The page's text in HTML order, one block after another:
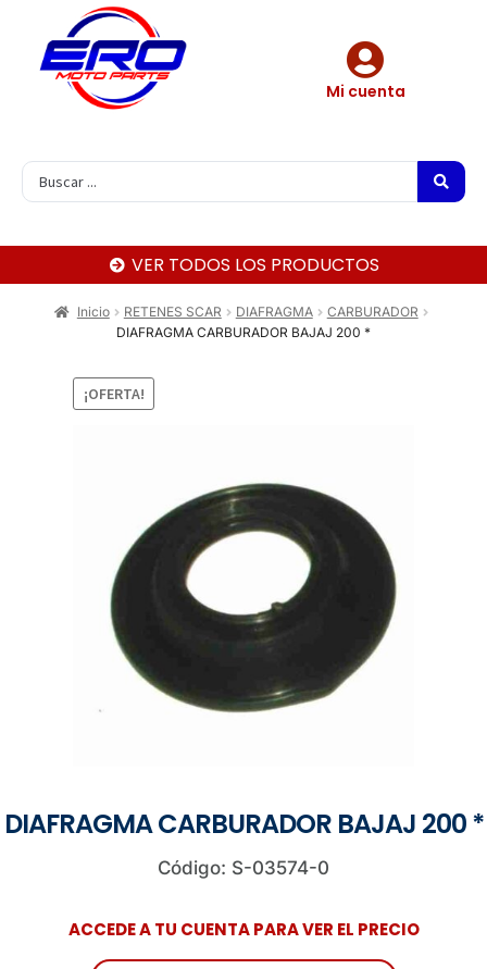
Mi cuenta
VER TODOS LOS PRODUCTOS
Inicio RETENES SCAR DIAFRAGMA
CARBURADOR
DIAFRAGMA CARBURADOR BAJAJ 200 *
¡OFERTA!
DIAFRAGMA CARBURADOR BAJAJ 200 *
Código: S-03574-0
ACCEDE A TU CUENTA PARA VER EL PRECIO